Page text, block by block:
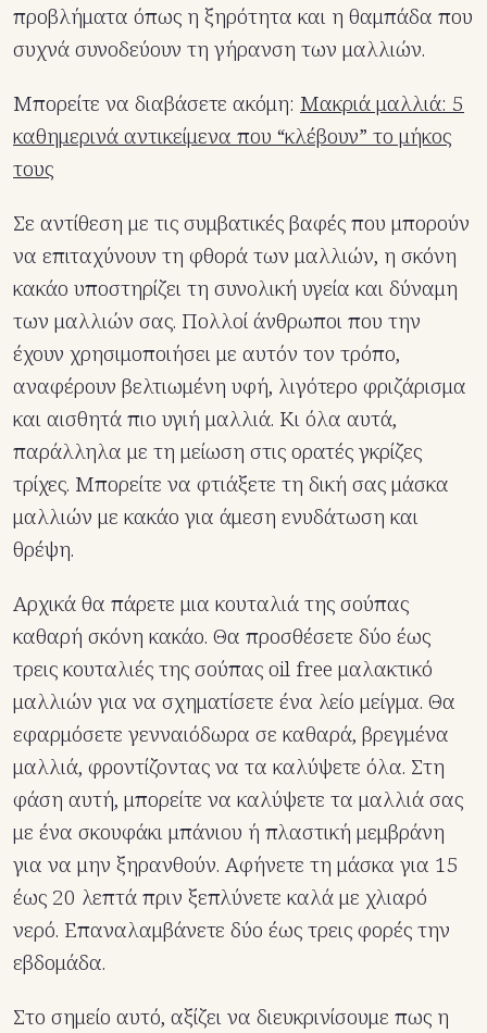
προβλήματα όπως η ξηρότητα και η θαμπάδα που
συχνά συνοδεύουν τη γήρανση των μαλλιών.
Μπορείτε να διαβάσετε ακόμη: Μακριά μαλλιά: 5
καθημερινά αντικείμενα που “κλέβουν” το μήκος
τους
Σε αντίθεση με τις συμβατικές βαφές που μπορούν
να επιταχύνουν τη φθορά των μαλλιών, η σκόνη
κακάο υποστηρίζει τη συνολική υγεία και δύναμη
των μαλλιών σας. Πολλοί άνθρωποι που την
έχουν χρησιμοποιήσει με αυτόν τον τρόπο,
αναφέρουν βελτιωμένη υφή, λιγότερο φριζάρισμα
και αισθητά πιο υγιή μαλλιά. Κι όλα αυτά,
παράλληλα με τη μείωση στις ορατές γκρίζες
τρίχες. Μπορείτε να φτιάξετε τη δική σας μάσκα
μαλλιών με κακάο για άμεση ενυδάτωση και
θρέψη.
Αρχικά θα πάρετε μια κουταλιά της σούπας
καθαρή σκόνη κακάο. Θα προσθέσετε δύο έως
τρεις κουταλιές της σούπας oil free μαλακτικό
μαλλιών για να σχηματίσετε ένα λείο μείγμα. Θα
εφαρμόσετε γενναιόδωρα σε καθαρά, βρεγμένα
μαλλιά, φροντίζοντας να τα καλύψετε όλα. Στη
φάση αυτή, μπορείτε να καλύψετε τα μαλλιά σας
με ένα σκουφάκι μπάνιου ή πλαστική μεμβράνη
για να μην ξηρανθούν. Αφήνετε τη μάσκα για 15
έως 20 λεπτά πριν ξεπλύνετε καλά με χλιαρό
νερό. Επαναλαμβάνετε δύο έως τρεις φορές την
εβδομάδα.
Στο σημείο αυτό, αξίζει να διευκρινίσουμε πως η